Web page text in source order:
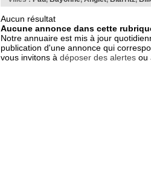
Aucun résultat
Aucune annonce dans cette
Notre annuaire est mis à jour
publication d'une annonce qui
vous invitons à déposer des alertes ou